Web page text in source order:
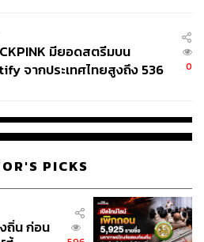
มียอดสตรีมบน
จากประเทศไทยสูงถึง 536
0
PICKS
ถิ่น ก่อน